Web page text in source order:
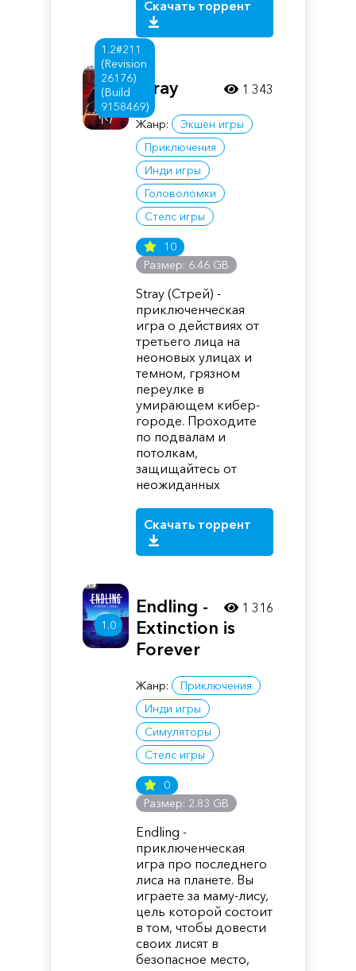
Скачать торрент
1.2#211
(Revision
26176)
(Build
9158469)
Stray
Жанр:
Экшен игры
Приключения
Инди игры
Головоломки
Стелс игры
10
Размер: 6.46 GB
Stray (Стрей) -
приключенческая
игра о действиях от
третьего лица на
неоновых улицах и
темном, грязном
переулке в
умирающем кибер-
городе. Проходите
по подвалам и
потолкам,
защищайтесь от
неожиданных
Скачать торрент
1 343
1.0
Endling -
Extinction is
Forever
Жанр:
Приключения
Инди игры
Симуляторы
Стелс игры
0
Размер: 2.83 GB
Endling -
приключенческая
игра про последнего
лиса на планете. Вы
играете за маму-лису,
цель которой состоит
в том, чтобы довести
своих лисят в
безопасное место,
1 316